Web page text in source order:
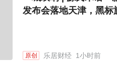
发布会落地天津，黑标
原创 乐居财经 1小时前